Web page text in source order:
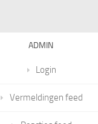
ADMIN
Login
Vermeldingen feed